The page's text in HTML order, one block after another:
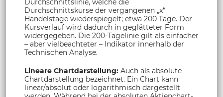
Durchschnittslinie, welche die
Durchschnittskurse der vergangenen „x“
Handelstage wiederspiegelt; etwa 200 Tage. Der
Kursverlauf wird dadurch in geglätteter Form
widergegeben. Die 200-Tagelinie gilt als einfacher
– aber vielbeachteter – Indikator innerhalb der
Technischen Analyse.
Lineare Chartdarstellung: Auch als absolute
Chartdarstellung bezeichnet. Ein Chart kann
linear/absolut oder logarithmisch dargestellt